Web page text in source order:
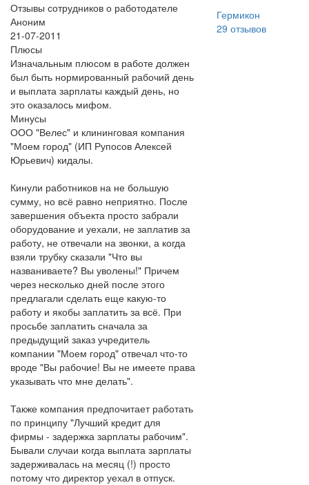
Отзывы сотрудников о работодателе
Аноним
21-07-2011
Плюсы
Изначальным плюсом в работе должен
был быть нормированный рабочий день
и выплата зарплаты каждый день, но
это оказалось мифом.
Минусы
ООО "Велес" и клининговая компания
"Моем город" (ИП Рупосов Алексей
Юрьевич) кидалы.
Кинули работников на не большую
сумму, но всё равно неприятно. После
завершения объекта просто забрали
оборудование и уехали, не заплатив за
работу, не отвечали на звонки, а когда
взяли трубку сказали "Что вы
названиваете? Вы уволены!" Причем
через несколько дней после этого
предлагали сделать еще какую-то
работу и якобы заплатить за всё. При
просьбе заплатить сначала за
предыдущий заказ учредитель
компании "Моем город" отвечал что-то
вроде "Вы рабочие! Вы не имеете права
указывать что мне делать".
Также компания предпочитает работать
по принципу "Лучший кредит для
фирмы - задержка зарплаты рабочим".
Бывали случаи когда выплата зарплаты
задерживалась на месяц (!) просто
потому что директор уехал в отпуск.
Гермикон
29 отзывов